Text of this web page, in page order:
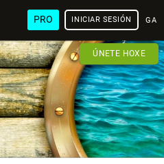
PRO INICIAR SESIÓN
ÚNETE HOXE